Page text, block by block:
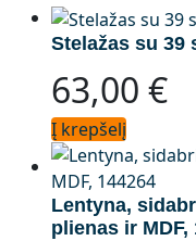
Stelažas su 39
63,00 €
Į krepšelį
Lentyna,
plienas ir MDF,